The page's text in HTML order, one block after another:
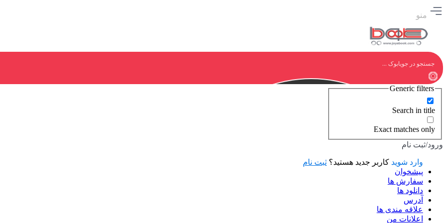
منو
Generic filters
Search in title
Exact matches only
ورود/ثبت نام
وارد شوید کاربر جدید هستید؟ ثبت نام
پیشخوان
سفارش ها
دانلود ها
آدرس
علاقه مندی ها
اعلانات من